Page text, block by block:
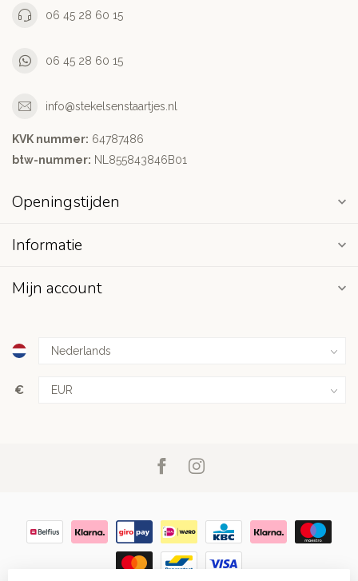
06 45 28 60 15
06 45 28 60 15
info@stekelsenstaartjes.nl
KVK nummer: 64787486
btw-nummer: NL855843846B01
Openingstijden
Informatie
Mijn account
€